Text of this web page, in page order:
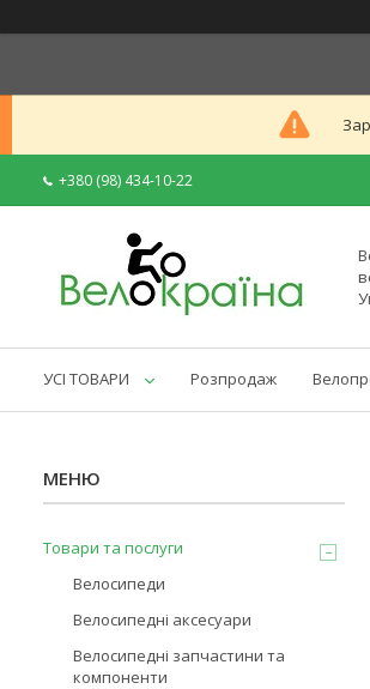
+380 (98) 434-10-22
УСІ ТОВАРИ Розпродаж
Товари та послуги
Велосипеди
Велосипедні аксесуари
Велосипедні запчастини та
компоненти